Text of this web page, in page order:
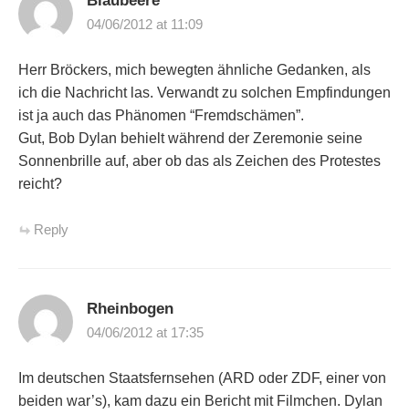
04/06/2012 at 11:09
Herr Bröckers, mich bewegten ähnliche Gedanken, als
ich die Nachricht las. Verwandt zu solchen Empfindungen
ist ja auch das Phänomen “Fremdschämen”.
Gut, Bob Dylan behielt während der Zeremonie seine
Sonnenbrille auf, aber ob das als Zeichen des Protestes
reicht?
Reply
Rheinbogen
04/06/2012 at 17:35
Im deutschen Staatsfernsehen (ARD oder ZDF, einer von
beiden war’s), kam dazu ein Bericht mit Filmchen. Dylan